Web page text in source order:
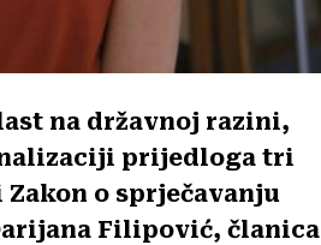
na državnoj razini,
prijedloga tri
Zakon o sprječavanju
Filipović, članica